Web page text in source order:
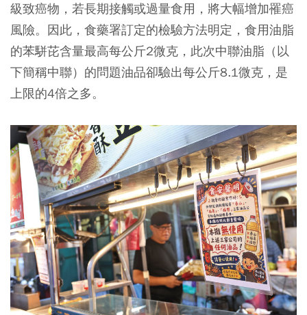
級致癌物，若長期接觸或過量食用，將大幅增加罹癌
風險。因此，食藥署訂定的檢驗方法明定，食用油脂
的苯駢芘含量最高每公斤2微克，此次中聯油脂（以
下簡稱中聯）的問題油品卻驗出每公斤8.1微克，是
上限的4倍之多。